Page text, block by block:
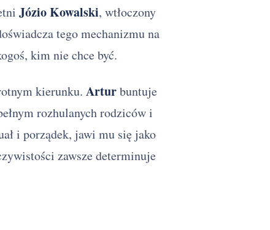
Józio Kowalski, wtłoczony
tego mechanizmu na
kim nie chce być.
kierunku. Arturbuntuje
rozhulanych rodziców i
i porządek, jawi mu się jako
zawsze determinuje